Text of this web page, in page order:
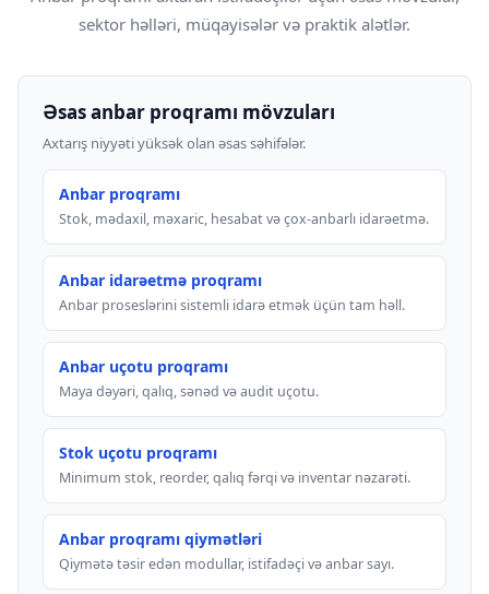
sektor həlləri, müqayisələr və praktik alətlər.
Əsas anbar proqramı mövzuları
Axtarış niyyəti yüksək olan əsas səhifələr.
Anbar proqramı
Stok, mədaxil, məxaric, hesabat və çox-anbarlı idarəetmə.
Anbar idarəetmə proqramı
Anbar proseslərini sistemli idarə etmək üçün tam həll.
Anbar uçotu proqramı
Maya dəyəri, qalıq, sənəd və audit uçotu.
Stok uçotu proqramı
Minimum stok, reorder, qalıq fərqi və inventar nəzarəti.
Anbar proqramı qiymətləri
Qiymətə təsir edən modullar, istifadəçi və anbar sayı.